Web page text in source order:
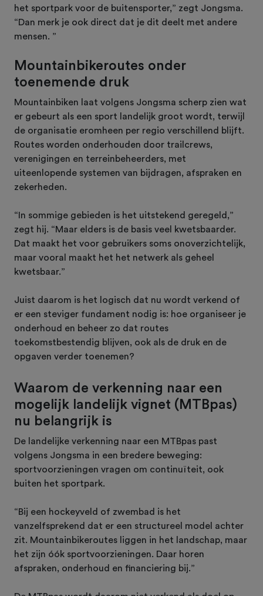
het sportpark voor de buitensporter,” zegt Jongsma.
“Dan merk je ook direct dat je dit deelt met andere
mensen. ”
Mountainbikeroutes onder
toenemende druk
Mountainbiken laat volgens Jongsma scherp zien wat
er gebeurt als een sport landelijk groot wordt, terwijl
de organisatie eromheen per regio verschillend blijft.
Routes worden onderhouden door trailcrews,
verenigingen en terreinbeheerders, met
uiteenlopende systemen van bijdragen, afspraken en
zekerheden.
“In sommige gebieden is het uitstekend geregeld,”
zegt hij. “Maar elders is de basis veel kwetsbaarder.
Dat maakt het voor gebruikers soms onoverzichtelijk,
maar vooral maakt het het netwerk als geheel
kwetsbaar.”
Juist daarom is het logisch dat nu wordt verkend of
er een steviger fundament nodig is: hoe organiseer je
onderhoud en beheer zo dat routes
toekomstbestendig blijven, ook als de druk en de
opgaven verder toenemen?
Waarom de verkenning naar een
mogelijk landelijk vignet (MTBpas)
nu belangrijk is
De landelijke verkenning naar een MTBpas past
volgens Jongsma in een bredere beweging:
sportvoorzieningen vragen om continuïteit, ook
buiten het sportpark.
“Bij een hockeyveld of zwembad is het
vanzelfsprekend dat er een structureel model achter
zit. Mountainbikeroutes liggen in het landschap, maar
het zijn óók sportvoorzieningen. Daar horen
afspraken, onderhoud en financiering bij.”